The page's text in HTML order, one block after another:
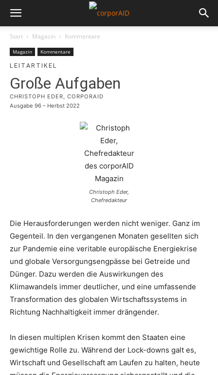
Start Magazin Kommentare
Magazin Kommentare
LEITARTIKEL
Große Aufgaben
CHRISTOPH EDER, CORPORAID
Ausgabe 96 – Herbst 2022
Christoph Eder,
Chefredakteur
Die Herausforderungen werden nicht weniger. Ganz im
Gegenteil. In den vergangenen Monaten gesellten sich
zur Pandemie eine veritable europäische Energiekrise
und globale Versorgungsengpässe bei Getreide und
Dünger. Dazu werden die Auswirkungen des
Klimawandels immer deutlicher, und eine umfassende
Transformation des globalen Wirtschaftssystems in
Richtung Nachhaltigkeit immer drängender.
In diesen multiplen Krisen kommt den Staaten eine
gewichtige Rolle zu. Während der Lock-downs galt es,
Wirtschaft und Gesellschaft am Laufen zu halten, heute